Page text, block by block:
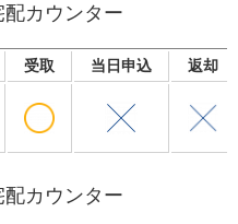
カウンター
受取 当日申込 返却
カウンター